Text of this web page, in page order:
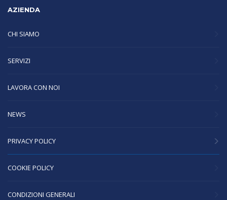
AZIENDA
CHI SIAMO
SERVIZI
LAVORA CON NOI
NEWS
PRIVACY POLICY
COOKIE POLICY
CONDIZIONI GENERALI